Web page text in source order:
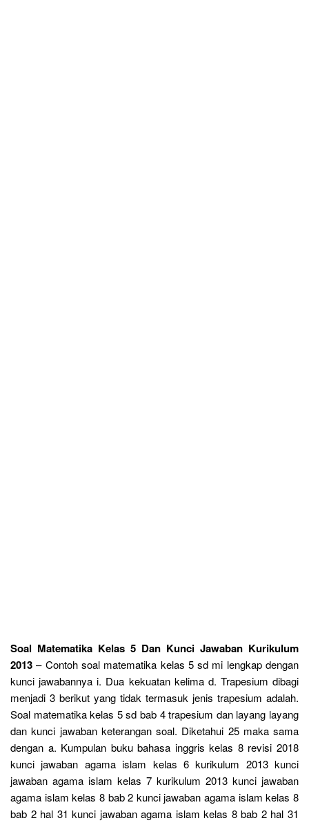
Soal Matematika Kelas 5 Dan Kunci Jawaban Kurikulum
2013 – Contoh soal matematika kelas 5 sd mi lengkap dengan
kunci jawabannya i. Dua kekuatan kelima d. Trapesium dibagi
menjadi 3 berikut yang tidak termasuk jenis trapesium adalah.
Soal matematika kelas 5 sd bab 4 trapesium dan layang layang
dan kunci jawaban keterangan soal. Diketahui 25 maka sama
dengan a. Kumpulan buku bahasa inggris kelas 8 revisi 2018
kunci jawaban agama islam kelas 6 kurikulum 2013 kunci
jawaban agama islam kelas 7 kurikulum 2013 kunci jawaban
agama islam kelas 8 bab 2 kunci jawaban agama islam kelas 8
bab 2 hal 31 kunci jawaban agama islam kelas 8 bab 2 hal 31